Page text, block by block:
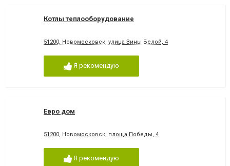
Котлы теплооборудование
51200, Новомосковск, улица Зины Белой, 4
Я рекомендую
Евро дом
51200, Новомосковск, площа Победы, 4
Я рекомендую